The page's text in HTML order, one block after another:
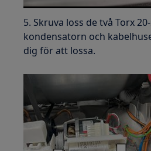
5. Skruva loss de två Torx
kondensatorn och
dig för att lossa.